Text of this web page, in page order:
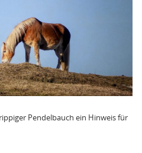
Pendelbauch ein Hinweis für